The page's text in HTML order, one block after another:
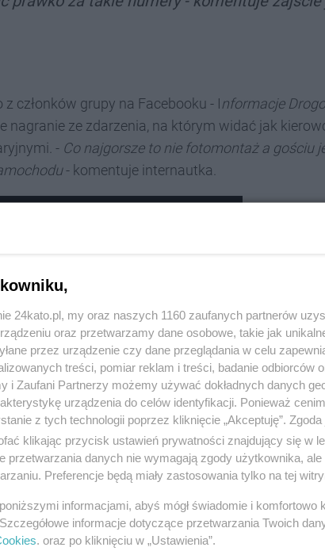
członków grupy na Facebooku - Informacje
nagranie ze zdarzenia, na którym widać jak
- Co najgorsze to nie fotomontaż a gościu
- komentuje internautka.
w ruchu
prasowa katowickiej komendy policji przewóz
przypadku, gdy kierowca wyjechałby poza teren
24kato.pl, my oraz naszych 1160 zaufanych partnerów
oraz przetwarzamy dane osobowe, takie jak
przez urządzenie czy dane przeglądania w celu
treści, pomiar reklam i treści, badanie odbiorców
i Zaufani Partnerzy możemy używać dokładnych danych
urządzenia do celów identyfikacji. Ponieważ
z tych technologii poprzez kliknięcie „Akceptuję”.
klikając przycisk ustawień prywatności znajdujący się w
przetwarzania danych nie wymagają zgody użytkownika,
Preferencje będą miały zastosowania tylko na tej
informacjami, abyś mógł świadomie i
informacje dotyczące przetwarzania Twoich
. oraz po kliknięciu w „Ustawienia”.